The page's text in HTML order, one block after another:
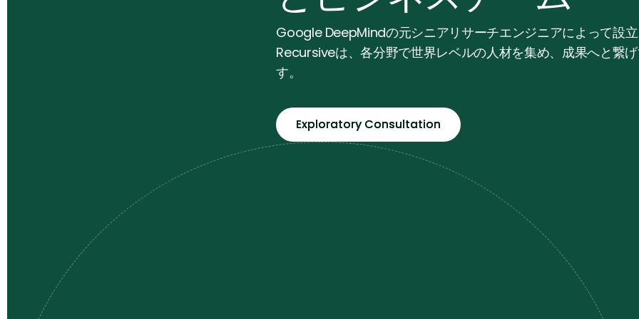
Google DeepMindの元シニアリサーチエンジニアによって設
Recursiveは、各分野で世界レベルの人材を集め、成果へと繋げ
す。
Exploratory Consultation
Exploratory Consultation